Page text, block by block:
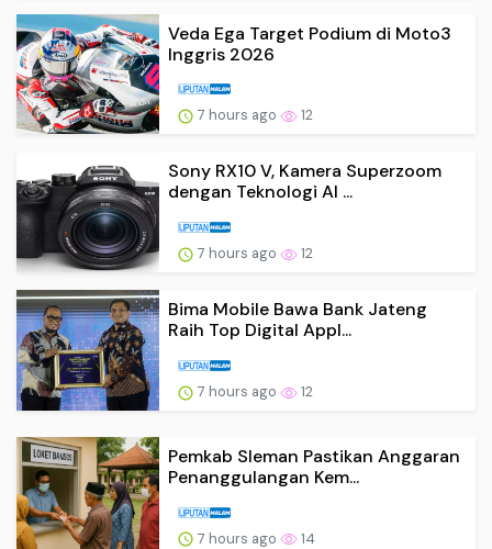
Veda Ega Target Podium di Moto3
Inggris 2026
7 hours ago 12
Sony RX10 V, Kamera Superzoom
dengan Teknologi AI ...
7 hours ago 12
Bima Mobile Bawa Bank Jateng
Raih Top Digital Appl...
7 hours ago 12
Pemkab Sleman Pastikan Anggaran
Penanggulangan Kem...
7 hours ago 14